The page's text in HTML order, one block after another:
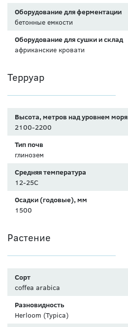
Оборудование для ферментации
бетонные емкости
Оборудование для сушки и склад
африканские кровати
Терруар
Высота, метров над уровнем моря
2100-2200
Тип почв
глинозем
Средняя температура
12-25С
Осадки (годовые), мм
1500
Растение
Сорт
coffea arabica
Разновидность
Herloom (Typica)